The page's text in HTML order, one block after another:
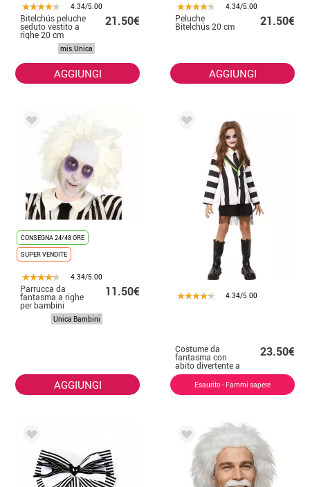
4.34/5.00
Bitelchús peluche
seduto vestito a
righe 20 cm
21.50€
mis.Unica
AGGIUNGI
4.34/5.00
Peluche
Bitelchús 20 cm 21.50€
AGGIUNGI
CONSEGNA 24/48 ORE
SUPER VENDITE
4.34/5.00
Parrucca da
fantasma a righe
per bambini
11.50€
Unica Bambini
AGGIUNGI
4.34/5.00
Costume da
fantasma con
abito divertente a
righe per ragazza
23.50€
Esaurito - Fammi sapere